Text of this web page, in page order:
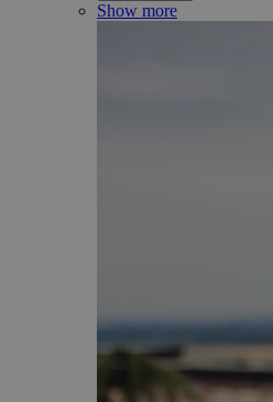
Show more